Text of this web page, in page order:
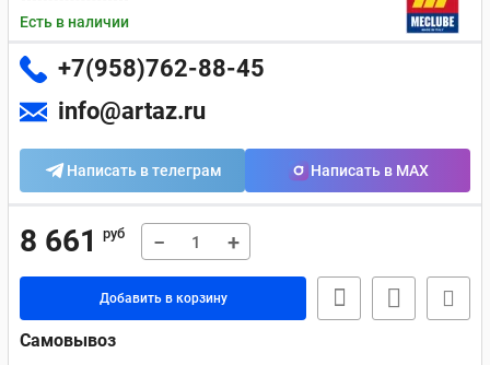
Есть в наличии
+7(958)762-88-45
info@artaz.ru
Написать в телеграм Написать в MAX
8 661 руб − +
Добавить в корзину
Самовывоз